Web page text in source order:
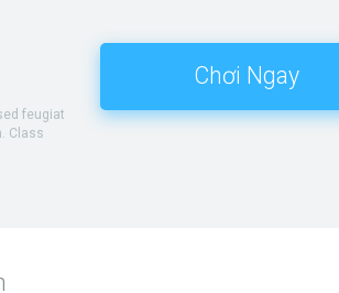
feugiat
Class
Chơi Ngay